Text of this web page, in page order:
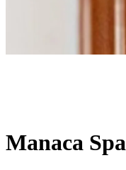
Manaca Spa